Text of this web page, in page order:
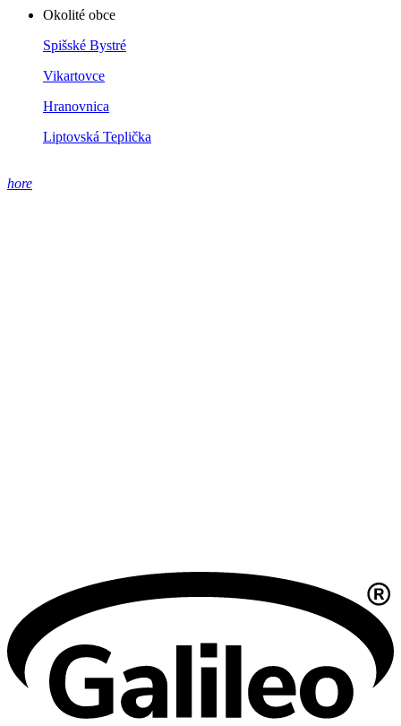
Okolité obce
Spišské Bystré
Vikartovce
Hranovnica
Liptovská Teplička
hore